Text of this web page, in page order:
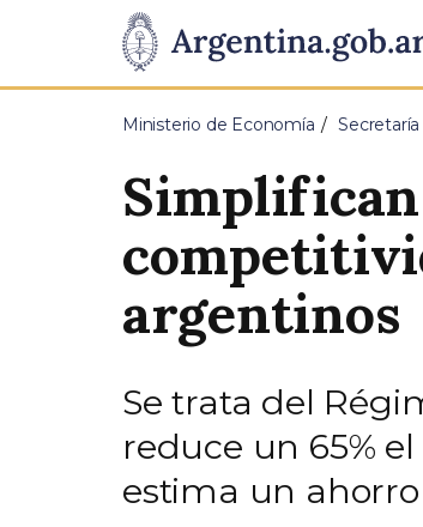
Presidencia
de
Pasar al contenido principal
Ministerio de Economía
argentinos
Se trata del
reduce un 65%
estima un